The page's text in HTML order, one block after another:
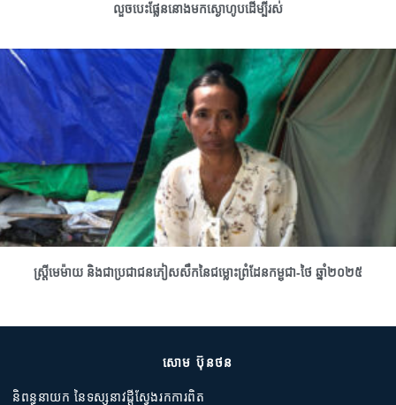
លួចបេះផ្លែននោងមកស្ងោហូបដើម្បីរស់
ស្រ្តីមេម៉ាយ និងជាប្រជាជនភៀសសឹកនៃជម្លោះព្រំដែនកម្ពុជា-ថៃ ឆ្នាំ២០២៥
សោម ប៊ុនថន
និពន្ធនាយក នៃទស្សនាវដ្តីស្វែងរកការពិត